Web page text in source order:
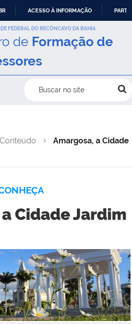
IR
PARA
CONTEÚDO
ACESSO À INFORMAÇÃO
FEDERAL DO RECÔNCAVO DA BAHIA
de Formação de
Buscar no site
Conteúdo
Amargosa, a Cidade
Cidade Jardim